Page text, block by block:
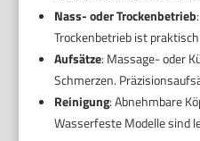
Nass- oder Trockenbetrieb
Trockenbetrieb ist
Aufsätze: Massage- oder
Schmerzen.
Reinigung: Abnehmbare
Wasserfeste Modelle sind